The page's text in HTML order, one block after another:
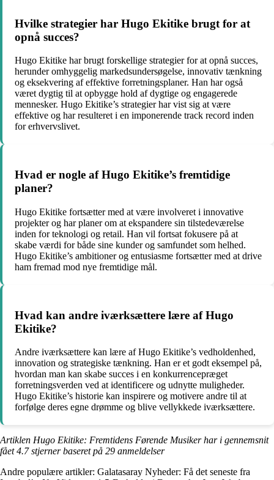
Hvilke strategier har Hugo Ekitike brugt for at
opnå succes?
Hugo Ekitike har brugt forskellige strategier for at opnå succes,
herunder omhyggelig markedsundersøgelse, innovativ tænkning
og eksekvering af effektive forretningsplaner. Han har også
været dygtig til at opbygge hold af dygtige og engagerede
mennesker. Hugo Ekitike’s strategier har vist sig at være
effektive og har resulteret i en imponerende track record inden
for erhvervslivet.
Hvad er nogle af Hugo Ekitike’s fremtidige
planer?
Hugo Ekitike fortsætter med at være involveret i innovative
projekter og har planer om at ekspandere sin tilstedeværelse
inden for teknologi og retail. Han vil fortsat fokusere på at
skabe værdi for både sine kunder og samfundet som helhed.
Hugo Ekitike’s ambitioner og entusiasme fortsætter med at drive
ham fremad mod nye fremtidige mål.
Hvad kan andre iværksættere lære af Hugo
Ekitike?
Andre iværksættere kan lære af Hugo Ekitike’s vedholdenhed,
innovation og strategiske tænkning. Han er et godt eksempel på,
hvordan man kan skabe succes i en konkurrencepræget
forretningsverden ved at identificere og udnytte muligheder.
Hugo Ekitike’s historie kan inspirere og motivere andre til at
forfølge deres egne drømme og blive vellykkede iværksættere.
Artiklen Hugo Ekitike: Fremtidens Førende Musiker har i gennemsnit
fået4.7stjerner baseret på 29 anmeldelser
Andre populære artikler: Galatasaray Nyheder: Få det seneste fra